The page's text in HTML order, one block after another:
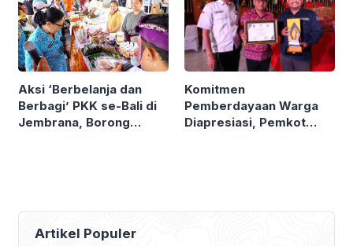
Aksi ‘Berbelanja dan
Berbagi’ PKK se-Bali di
Jembrana, Borong
Komitmen
Pemberdayaan Warga
Diapresiasi, Pemkot
Artikel Populer